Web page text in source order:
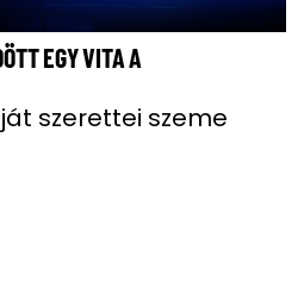
EGY VITA A
szerettei szeme